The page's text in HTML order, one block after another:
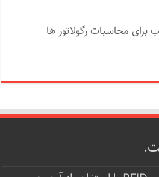
برای محاسبات رگولاتور ها